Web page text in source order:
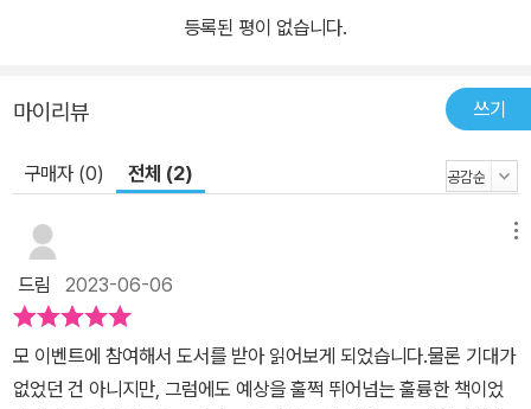
등록된 평이 없습니다.
마이리뷰 쓰기
구매자 (0) 전체 (2)
드림 2023-06-06
모 이벤트에 참여해서 도서를 받아 읽어보게 되었습니다.물론 기대가
없었던 건 아니지만, 그럼에도 예상을 훌쩍 뛰어넘는 훌륭한 책이었